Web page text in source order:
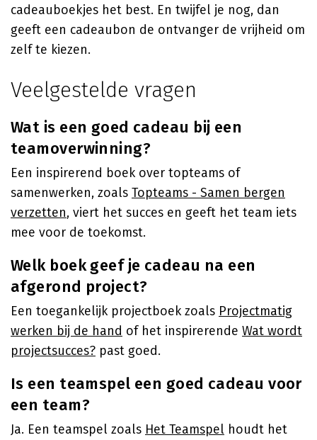
cadeauboekjes het best. En twijfel je nog, dan
geeft een cadeaubon de ontvanger de vrijheid om
zelf te kiezen.
Veelgestelde vragen
Wat is een goed cadeau bij een
teamoverwinning?
Een inspirerend boek over topteams of
samenwerken, zoals Topteams - Samen bergen
verzetten, viert het succes en geeft het team iets
mee voor de toekomst.
Welk boek geef je cadeau na een
afgerond project?
Een toegankelijk projectboek zoals Projectmatig
werken bij de hand of het inspirerende Wat wordt
projectsucces? past goed.
Is een teamspel een goed cadeau voor
een team?
Ja. Een teamspel zoals Het Teamspel houdt het